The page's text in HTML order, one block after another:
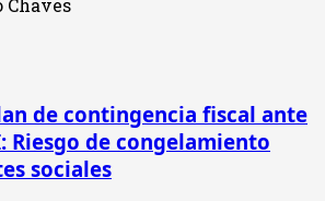
de contingencia fiscal ante
Riesgo de congelamiento
sociales